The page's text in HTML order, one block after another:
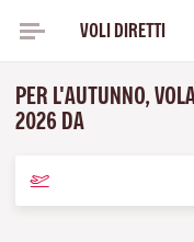
VOLI DIRETTI
PER L'AUTUNNO,
2026 DA